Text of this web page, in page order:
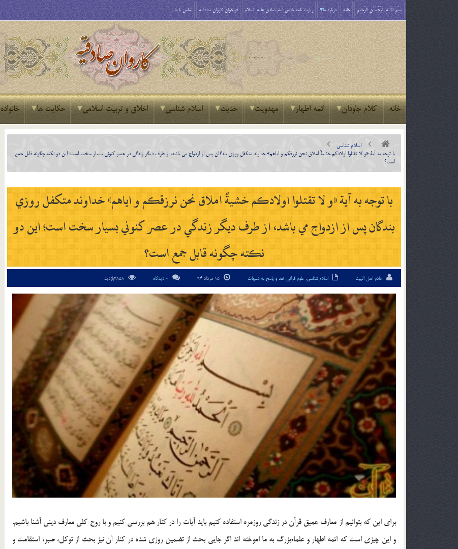
بِسْمِ اللَّـهِ الرَّحْمَـٰنِ الرَّحِيمِ خانه درباره ما زیارت نامه خاص امام صادق علیه السلام فراخوان کاروان صادقیه تماس با ما
خانه کلام جاودان ائمه اطهار مهدویت حدیث اسلام شناسی اخلاق و تربیت اسلامی حکایت ها خانواده
اسلام شناسی
با توجه به آية «و لا تقتلوا اولادكم خشيةً املاق نحن نرزقكم و اياهم» خداوند متكفل روزي بندگان پس از ازدواج مي باشد، از طرف ديگر زندگي در عصر كنوني بسيار سخت است؛ اين دو نكته چگونه قابل جمع
است؟
با توجه به آية «و لا تقتلوا اولادكم خشيةً املاق نحن نرزقكم و اياهم» خداوند متكفل روزي
بندگان پس از ازدواج مي باشد، از طرف ديگر زندگي در عصر كنوني بسيار سخت است؛ اين دو
نكته چگونه قابل جمع است؟
خادم اهل البیت اسلام شناسی,علوم قرآنی, نقد و پاسخ به شبهات 0 دیدگاه
براي اين كه بتوانيم از معارف عميق قرآن در زندگي روزمره استفاده كنيم بايد آيات را در كنار هم بررسي كنيم و با روح كلي معارف ديني آشنا باشيم.
و اين چيزي است كه ائمه اطهار و علماء‌بزرگ به ما اموخته اند اگر جايي بحث از تضمين روزي شده در كنار آن نيز بحث از توكل، صبر، استقامت و